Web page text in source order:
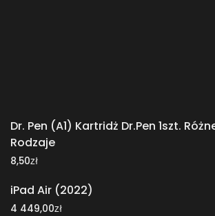
Dr. Pen (A1) Kartridż Dr.Pen 1szt.
Rodzaje
8,50zł
iPad Air (2022)
4 449,00zł